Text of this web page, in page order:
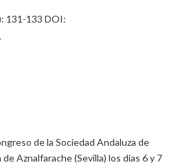
131-133 DOI:
de la Sociedad Andaluza de
Aznalfarache (Sevilla) los días 6 y 7